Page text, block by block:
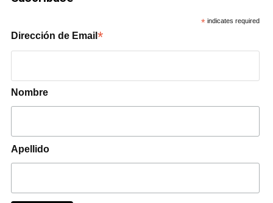
* indicates required
Dirección de Email*
Nombre
Apellido